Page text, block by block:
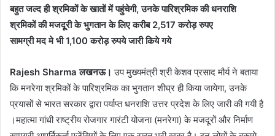
बहुत जल्द ही श्रमिकों के खातों में पहुंचेगी, उनके पारिश्रमिक की धनराशि
श्रमिकों की मजदूरी के भुगतान के लिए करीब 2,517 करोड़ रुपए
सामग्री मद मे भी 1,100 करोड़ रुपये जारी किये गये
Rajesh Sharma लखनऊ। उप मुख्यमंत्री श्री केशव प्रसाद मौर्य ने बताया
कि मनरेगा श्रमिकों के पारिश्रमिक का भुगतान शीघ्र ही किया जायेगा, उनके
प्रयासों से भारत सरकार द्वारा पर्याप्त धनराशि उत्तर प्रदेश के लिए जारी की गयी है
।महात्मा गांधी राष्ट्रीय रोजगार गारंटी योजना (मनरेगा) के मजदूरों और निर्माण